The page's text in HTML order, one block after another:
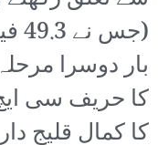
بار دوسرا
کا حریف سی ایچ
کا کمال قلیج